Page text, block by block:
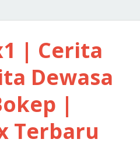
| Cerita
Dewasa
|
Terbaru